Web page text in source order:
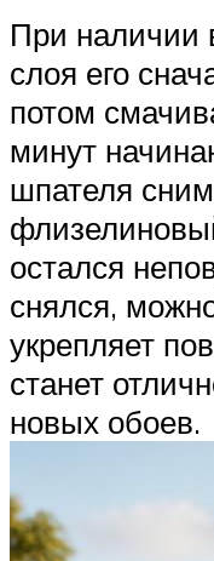
При наличии
слоя его
потом
минут
шпателя
остался
снялся,
укрепляет
станет
новых обоев.